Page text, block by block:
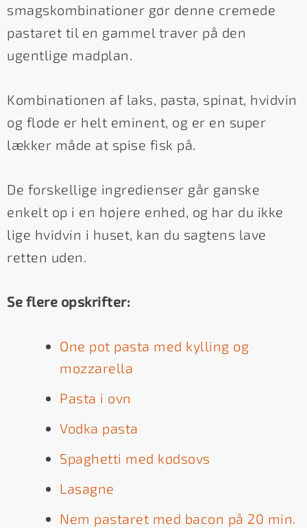
smagskombinationer gør denne cremede
pastaret til en gammel traver på den
ugentlige madplan.
Kombinationen af laks, pasta, spinat, hvidvin
og fløde er helt eminent, og er en super
lækker måde at spise fisk på.
De forskellige ingredienser går ganske
enkelt op i en højere enhed, og har du ikke
lige hvidvin i huset, kan du sagtens lave
retten uden.
Se flere opskrifter:
One pot pasta med kylling og
mozzarella
Pasta i ovn
Vodka pasta
Spaghetti med kødsovs
Lasagne
Nem pastaret med bacon på 20 min.